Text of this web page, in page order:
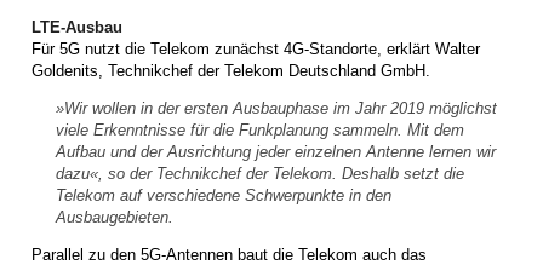
LTE-Ausbau
Für 5G nutzt die Telekom zunächst 4G-Standorte, erklärt Walter
Goldenits, Technikchef der Telekom Deutschland GmbH.
»Wir wollen in der ersten Ausbauphase im Jahr 2019 möglichst
viele Erkenntnisse für die Funkplanung sammeln. Mit dem
Aufbau und der Ausrichtung jeder einzelnen Antenne lernen wir
dazu«, so der Technikchef der Telekom. Deshalb setzt die
Telekom auf verschiedene Schwerpunkte in den
Ausbaugebieten.
Parallel zu den 5G-Antennen baut die Telekom auch das